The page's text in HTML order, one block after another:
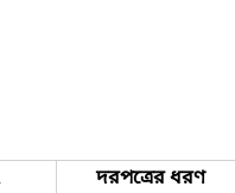
দরপত্রের ধরণ